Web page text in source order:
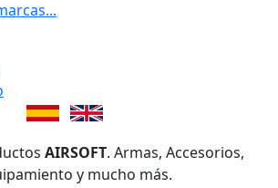
AIRSOFT. Armas, Accesorios,
y mucho más.